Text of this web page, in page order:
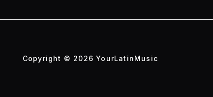
Copyright © 2026 YourLatinMusic